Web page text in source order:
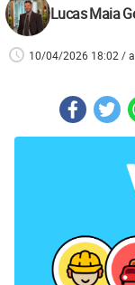
Lucas Maia
10/04/2026 18:02 /